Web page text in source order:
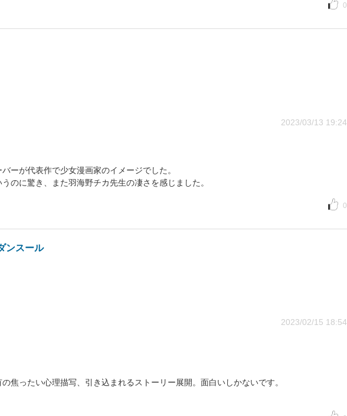
0
2023/03/13 19:24
ーが代表作で少女漫画家のイメージでした。
のに驚き、また羽海野チカ先生の凄さを感じました。
0
ンスール
2023/02/15 18:54
焦ったい心理描写、引き込まれるストーリー展開。面白いしかないです。